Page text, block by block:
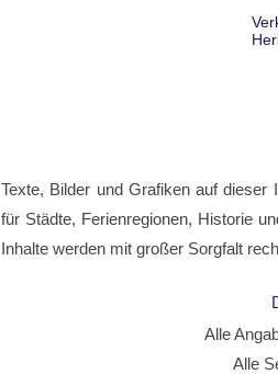
Texte, Bilder und Grafiken auf dieser
für Städte, Ferienregionen, Historie
Inhalte werden mit großer Sorgfalt
Alle
Alle